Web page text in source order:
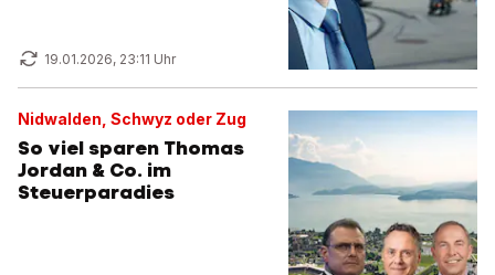
19.01.2026, 23:11 Uhr
Nidwalden, Schwyz oder Zug
So viel sparen Thomas
Jordan & Co. im
Steuerparadies